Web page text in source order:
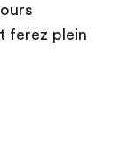
ferez plein